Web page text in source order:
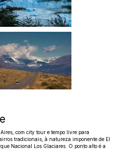
com city tour e tempo livre para
tradicionais, à natureza imponente de El
Nacional Los Glaciares. O ponto alto é a